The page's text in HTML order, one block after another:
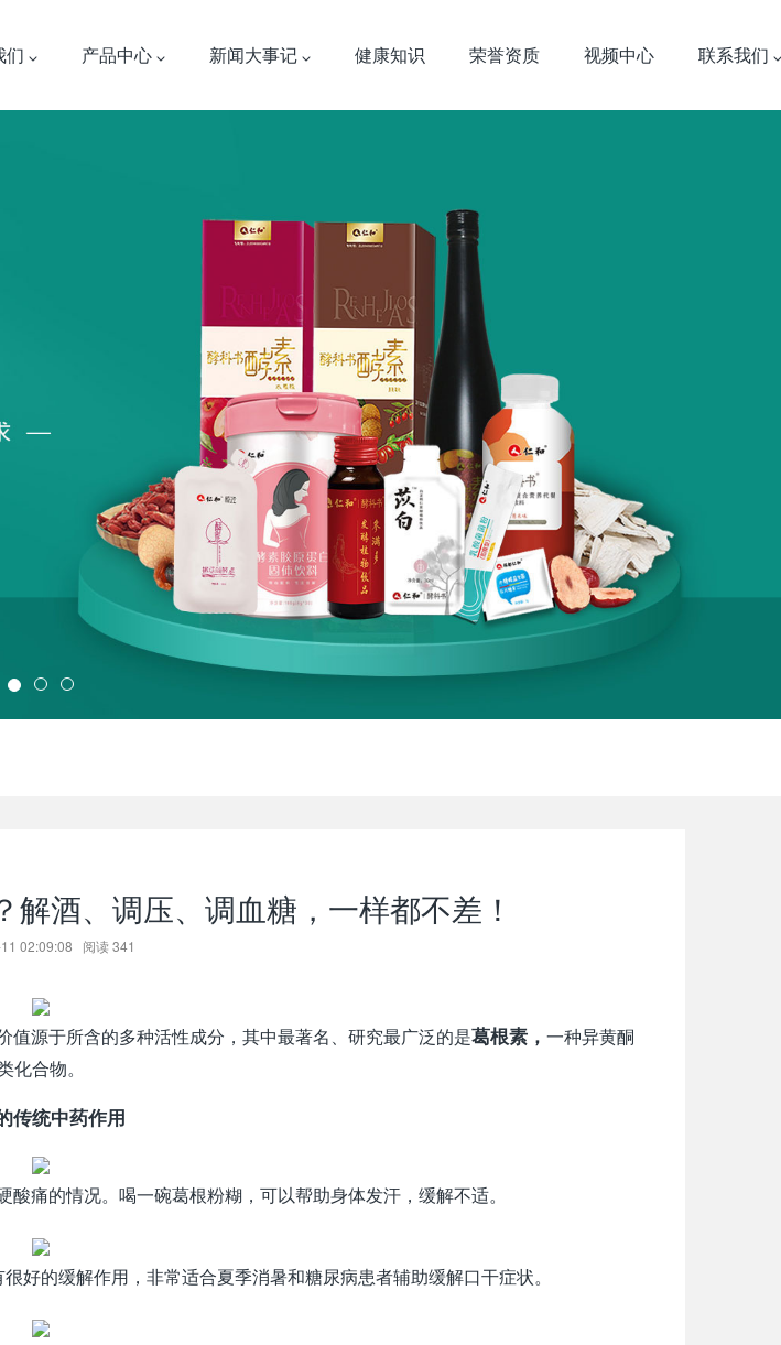
们 产品中心 新闻大事记 健康知识 荣誉资质 视频中心 联系我们
解酒、调压、调血糖，一样都不差！
02:09:08 阅读341
值源于所含的多种活性成分，其中最著名、研究最广泛的是葛根素， 一种异黄酮
化合物。
传统中药作用
痛的情况。喝一碗葛根粉糊，可以帮助身体发汗，缓解不适。
好的缓解作用，非常适合夏季消暑和糖尿病患者辅助缓解口干症状。